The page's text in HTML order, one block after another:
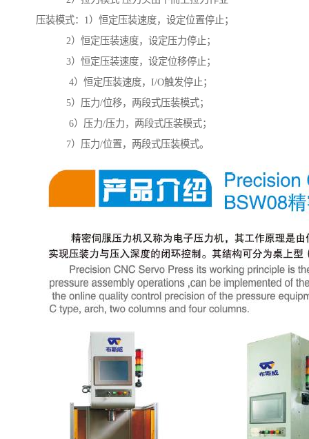
压装模式：1）恒定压装速度，设定位置停止；
2）恒定压装速度，设定压力停止；
3）恒定压装速度，设定位移停止；
4）恒定压装速度，I/O触发停止；
5）压力/位移，两段式压装模式；
6）压力/压力，两段式压装模式；
7）压力/位置，两段式压装模式。